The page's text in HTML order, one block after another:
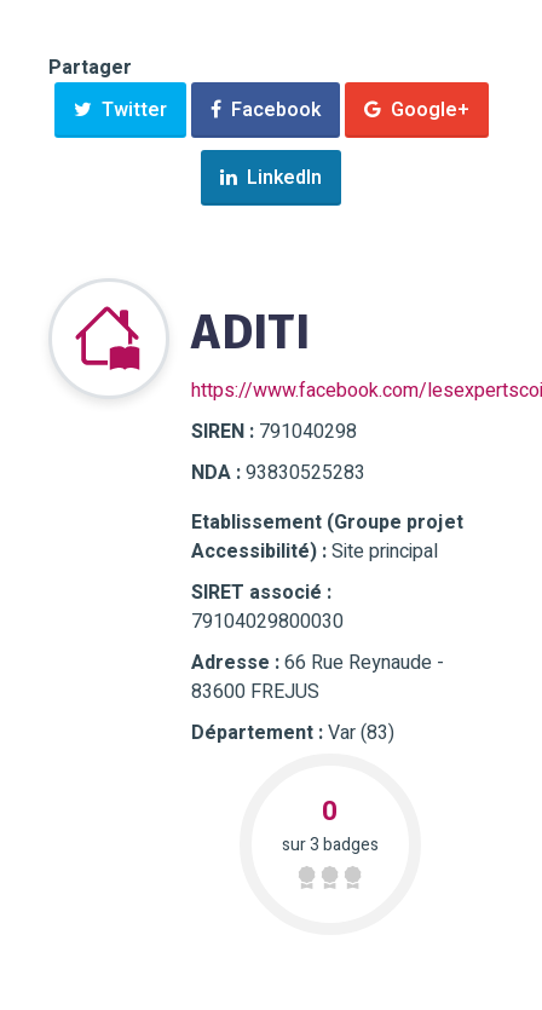
Partager
Twitter
Facebook Google+
LinkedIn
ADITI
https://www.facebook.com/
SIREN : 791040298
NDA :93830525283
Etablissement (Groupe projet
Accessibilité) :Site principal
SIRET associé :
79104029800030
Adresse :66 Rue Reynaude -
83600 FREJUS
Département :Var (83)
0
sur 3 badges